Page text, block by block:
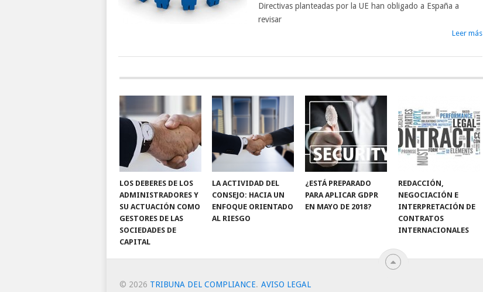
Directivas planteadas por la UE han obligado a España a
revisar
Leer más
LOS DEBERES DE LOS
ADMINISTRADORES Y
SU ACTUACIÓN COMO
GESTORES DE LAS
SOCIEDADES DE
CAPITAL
LA ACTIVIDAD DEL
CONSEJO: HACIA UN
ENFOQUE ORIENTADO
AL RIESGO
¿ESTÁ PREPARADO
PARA APLICAR GDPR
EN MAYO DE 2018?
REDACCIÓN,
NEGOCIACIÓN E
INTERPRETACIÓN DE
CONTRATOS
INTERNACIONALES
© 2026 TRIBUNA DEL COMPLIANCE. AVISO LEGAL